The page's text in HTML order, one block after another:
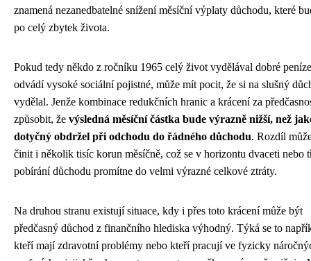
znamená nezanedbatelné snížení měsíční výplaty důchodu, které
po celý zbytek života.
Pokud tedy někdo z ročníku 1965 celý život vydělával dobré
odvádí vysoké sociální pojistné, může mít pocit, že si na slušný
vydělal. Jenže kombinace redukčních hranic a krácení za
způsobit, že výsledná měsíční částka bude výrazně nižší, než
dotyčný obdržel při odchodu do řádného důchodu. Rozdíl
činit i několik tisíc korun měsíčně, což se v horizontu dvaceti nebo
pobírání důchodu promítne do velmi výrazné celkové ztráty.
Na druhou stranu existují situace, kdy i přes toto krácení může být
předčasný důchod z finančního hlediska výhodný. Týká se to
kteří mají zdravotní problémy nebo kteří pracují ve fyzicky